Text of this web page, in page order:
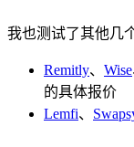
我也测试了其他几
Remitly、 Wise
的具体报价
Lemfi、